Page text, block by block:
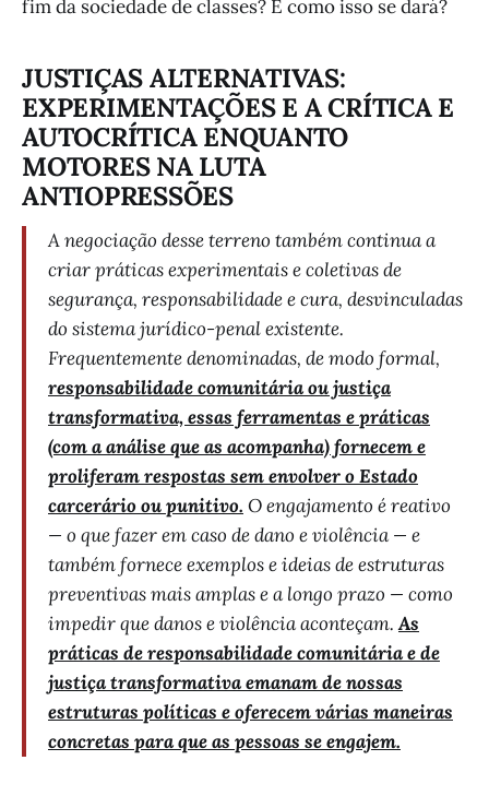
fim da sociedade de classes? E como isso se dará?
JUSTIÇAS ALTERNATIVAS:
EXPERIMENTAÇÕES E A CRÍTICA E
AUTOCRÍTICA ENQUANTO
MOTORES NA LUTA
ANTIOPRESSÕES
A negociação desse terreno também continua a
criar práticas experimentais e coletivas de
segurança, responsabilidade e cura, desvinculadas
do sistema jurídico-penal existente.
Frequentemente denominadas, de modo formal,
responsabilidade comunitária ou justiça
transformativa, essas ferramentas e práticas
(com a análise que as acompanha) fornecem e
proliferam respostas sem envolver o Estado
carcerário ou punitivo. O engajamento é reativo
— o que fazer em caso de dano e violência — e
também fornece exemplos e ideias de estruturas
preventivas mais amplas e a longo prazo — como
impedir que danos e violência aconteçam.As
práticas de responsabilidade comunitária e de
justiça transformativa emanam de nossas
estruturas políticas e oferecem várias maneiras
concretas para que as pessoas se engajem.